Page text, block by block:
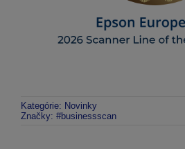
Kategórie: Novinky
Značky: #businessscan